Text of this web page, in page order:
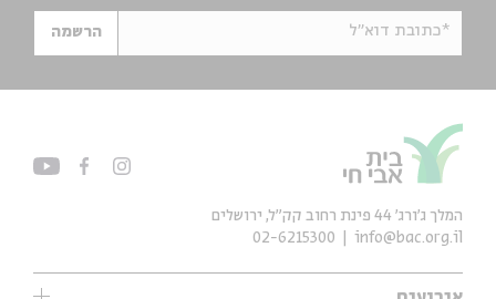
*כתובת דוא"ל הרשמה
המלך ג'ורג' 44 פינת רחוב קק״ל, ירושלים
info@bac.org.il
02-6215300